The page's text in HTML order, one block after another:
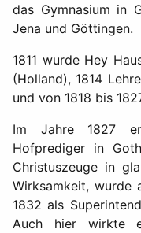
das Gymnasium in
Jena und Göttingen.
1811 wurde Hey
(Holland), 1814
und von 1818 bis
Im Jahre 1827
Hofprediger in
Christuszeuge in
Wirksamkeit, wurde
1832 als
Auch hier wirkte